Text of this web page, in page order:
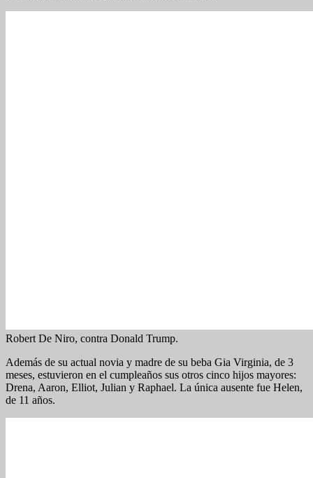
Robert De Niro, contra Donald Trump.
Además de su actual novia y madre de su beba Gia Virginia, de 3
meses, estuvieron en el cumpleaños sus otros cinco hijos mayores:
Drena, Aaron, Elliot, Julian y Raphael. La única ausente fue Helen,
de 11 años.